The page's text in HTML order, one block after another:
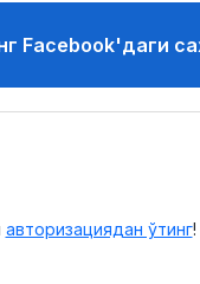
Facebook'даги
авторизациядан ўтинг!